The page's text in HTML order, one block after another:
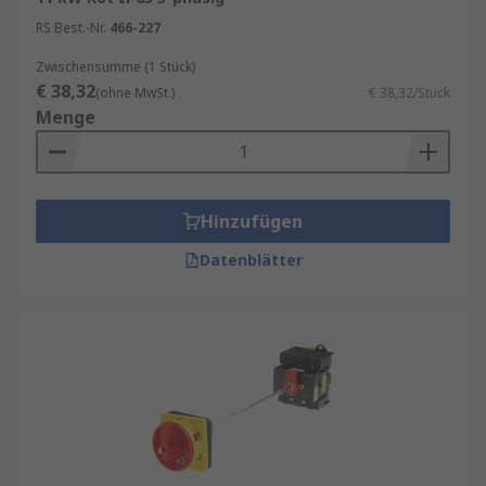
RS Best.-Nr. 466-227
Zwischensumme (1 Stück)
€ 38,32(ohne MwSt.) € 38,32/Stück
Menge
Hinzufügen
Datenblätter